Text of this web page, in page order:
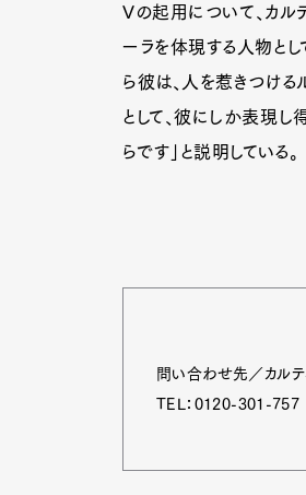
Vの起用について、カル
ーラを体現する人物とし
ら彼は、人を惹きつける
として、彼にしか表現
らです」と説明している。
問い合わせ先／カルテ
TEL：0120-301-757